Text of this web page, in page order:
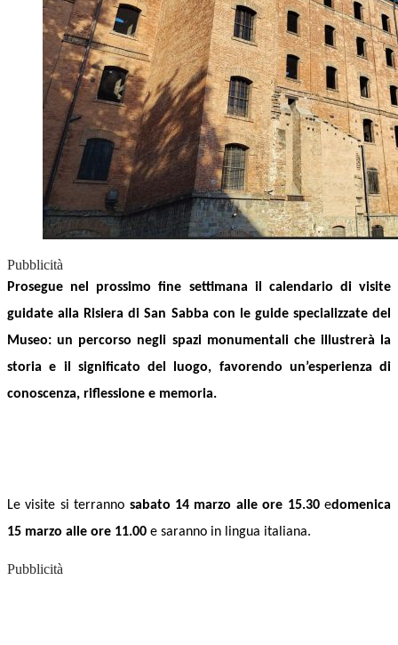
Pubblicità
Prosegue nel prossimo fine settimana il calendario di visite
guidate alla Risiera di San Sabba con le guide specializzate del
Museo: un percorso negli spazi monumentali che illustrerà la
storia e il significato del luogo, favorendo un’esperienza di
conoscenza, riflessione e memoria.
Le visite si terranno sabato 14 marzo alle ore 15.30edomenica
15 marzo alle ore 11.00 e saranno in lingua italiana.
Pubblicità